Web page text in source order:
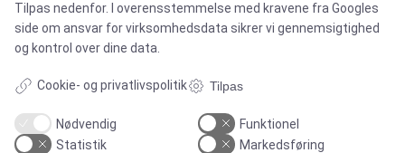
andre produkter?Kontakt os via vores nemme kontaktformular
her. Så vil vi vende tilbage hurtigst muligt og finde det bedste
Tilpas nedenfor. I overensstemmelse med kravene fraGoogles
side om ansvar for virksomhedsdatasikrer vi gennemsigtighed
og kontrol over dine data.
Cookie- og privatlivspolitik Tilpas
Nødvendig
Funktionel
Statistik
Markedsføring